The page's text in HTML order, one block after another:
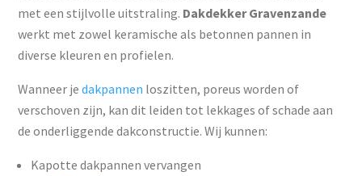
met een stijlvolle uitstraling. Dakdekker Gravenzande
werkt met zowel keramische als betonnen pannen in
diverse kleuren en profielen.
Wanneer jedakpannen loszitten, poreus worden of
verschoven zijn, kan dit leiden tot lekkages of schade aan
de onderliggende dakconstructie. Wij kunnen:
Kapotte dakpannen vervangen